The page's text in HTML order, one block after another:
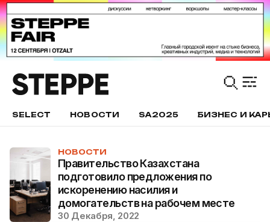
SELECT НОВОСТИ SA2025 БИЗНЕС И
НОВОСТИ
Правительство Казахстана
подготовило предложения по
искоренению насилия и
домогательств на рабочем месте
30 Декабря, 2022